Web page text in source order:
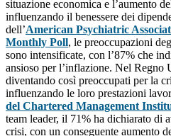
situazione economica e l’aumento
influenzando il benessere dei
dell’American Psychiatric
Monthly Poll, le preoccupazioni
sono intensificate, con l’87% che
ansioso per l’inflazione. Nel Regno
diventando così preoccupati per la
influenzando le loro prestazioni
del Chartered Management
team leader, il 71% ha dichiarato di
crisi, con un conseguente aumento